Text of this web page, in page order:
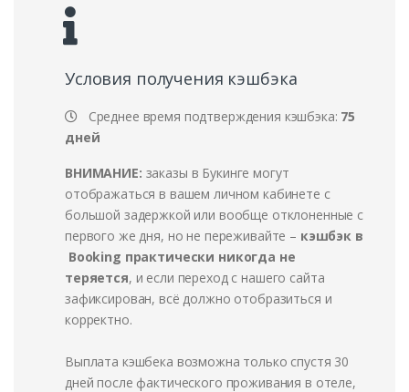
Условия получения кэшбэка
Среднее время подтверждения кэшбэка: 75
дней
ВНИМАНИЕ: заказы в Букинге могут
отображаться в вашем личном кабинете с
большой задержкой или вообще отклоненные с
первого же дня, но не переживайте – кэшбэк в
Booking практически никогда не
теряется, и если переход с нашего сайта
зафиксирован, всё должно отобразиться и
корректно.
Выплата кэшбека возможна только спустя 30
дней после фактического проживания в отеле,